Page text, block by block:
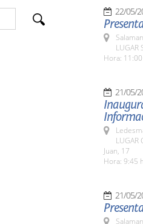
22/05/
LUGAR
Hora:
21/05/
Juan, 17
Hora: 9:45
21/05/